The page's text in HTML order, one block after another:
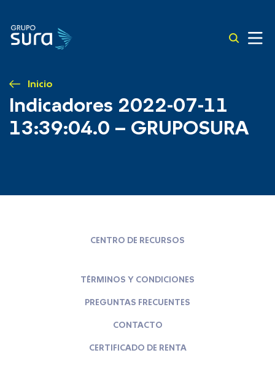
Inicio
Indicadores 2022-07-11
13:39:04.0 – GRUPOSURA
CENTRO DE RECURSOS
TÉRMINOS Y CONDICIONES
PREGUNTAS FRECUENTES
CONTACTO
CERTIFICADO DE RENTA